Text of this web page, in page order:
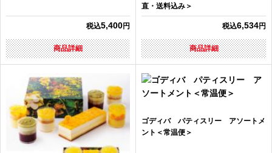
税込5,400円
商品詳細
直・送料込み＞
税込6,534円
商品詳細
ゴディバ パティスリー アソートメ
ント＜常温便＞